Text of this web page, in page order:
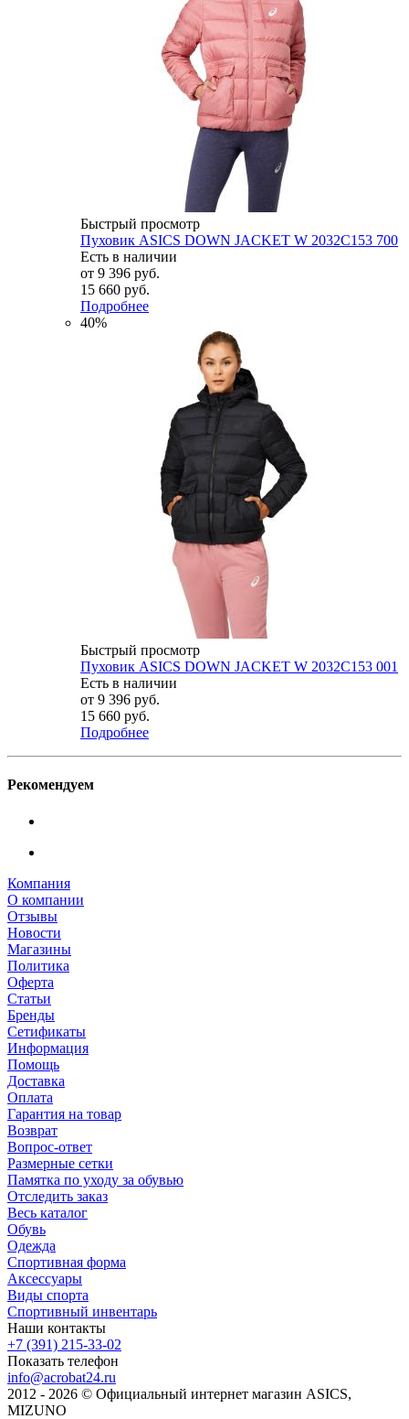
Быстрый просмотр
Пуховик ASICS DOWN JACKET W 2032C153 700
Есть в наличии
от 9 396 руб.
15 660 руб.
Подробнее
40%
Быстрый просмотр
Пуховик ASICS DOWN JACKET W 2032C153 001
Есть в наличии
от 9 396 руб.
15 660 руб.
Подробнее
Рекомендуем
Компания
О компании
Отзывы
Новости
Магазины
Политика
Оферта
Статьи
Бренды
Сетификаты
Информация
Помощь
Доставка
Оплата
Гарантия на товар
Возврат
Вопрос-ответ
Размерные сетки
Памятка по уходу за обувью
Отследить заказ
Весь каталог
Обувь
Одежда
Спортивная форма
Аксессуары
Виды спорта
Спортивный инвентарь
Наши контакты
+7 (391) 215-33-02
Показать телефон
info@acrobat24.ru
2012 - 2026 © Официальный интернет магазин ASICS,
MIZUNO